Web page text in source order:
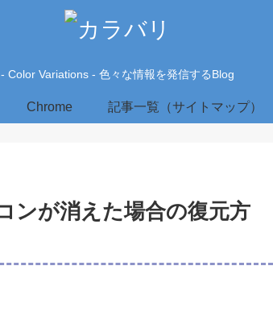
- Color Variations - 色々な情報を発信するBlog
Chrome 記事一覧（サイトマップ）
ンが消えた場合の復元方